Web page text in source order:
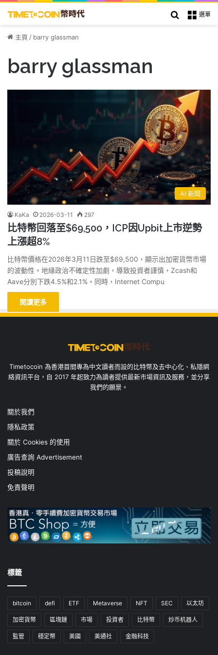
選單
搜索
主頁 / barry glassman
barry glassman
AI 新聞
KaKa 2026-03-11 297
比特幣回落至$69,500，ICP因Upbit上市逆勢
上漲超8%
比特幣價格在2026年3月11日跌至$69,500，顯示出加密貨幣市場
的波動性。地緣政治不確定性加劇，導致投資者謹慎，Zcash和
Aave分別下跌4.5%和2.1%。同時，Internet Compu
閱讀更多
Timetocoin 為香港首間專為中文讀者而設的比特幣及去中心化、私隱網
絡資訊平台，自 2017 年起致力為讀者提供最新市場資訊及服務，並分享
我們的願景。
關於我們
隱私政策
關於 Cookies 的使用
廣告查詢 Advertisement
投稿說明
免責聲明
標籤
bitcoin defi ETF Metaverse NFT SEC 以太坊
加密貨幣 區塊鏈 市場 投資者 比特幣 炒币机器人
監管 穩定幣 美國 美通社 金融科技